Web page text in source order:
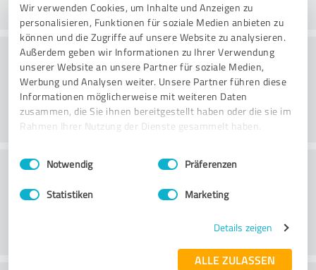
Wir verwenden Cookies, um Inhalte und Anzeigen zu
personalisieren, Funktionen für soziale Medien anbieten zu
können und die Zugriffe auf unsere Website zu analysieren.
Außerdem geben wir Informationen zu Ihrer Verwendung
unserer Website an unsere Partner für soziale Medien,
Werbung und Analysen weiter. Unsere Partner führen diese
Informationen möglicherweise mit weiteren Daten
zusammen, die Sie ihnen bereitgestellt haben oder die sie im
Rahmen Ihrer Nutzung der Dienste gesammelt haben.
Impressum Datenschutzbestimmungen
Einwilligungsauswahl
Notwendig Präferenzen
Statistiken Marketing
Details zeigen
ALLE ZULASSEN
Konsultointi
Asiakaspalvelu